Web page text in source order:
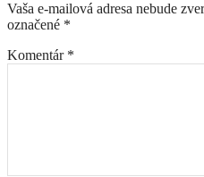
Vaša e-mailová adresa nebude
označené *
Komentár *